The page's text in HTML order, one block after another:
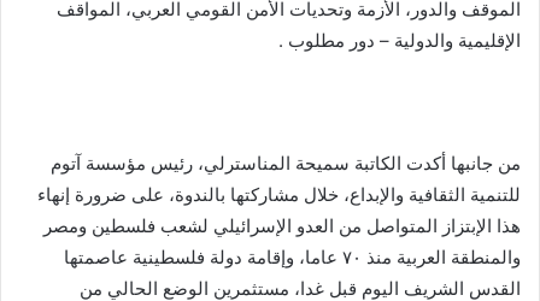
الموقف والدور، الأزمة وتحديات الأمن القومي العربي، المواقف
الإقليمية والدولية – دور مطلوب .
من جانبها أكدت الكاتبة سميحة المناسترلي، رئيس مؤسسة آتوم
للتنمية الثقافية والإبداع، خلال مشاركتها بالندوة، على ضرورة إنهاء
هذا الإبتزاز المتواصل من العدو الإسرائيلي لشعب فلسطين ومصر
والمنطقة العربية منذ ٧٠ عاما، وإقامة دولة فلسطينية عاصمتها
القدس الشريف اليوم قبل غدا، مستثمرين الوضع الحالي من